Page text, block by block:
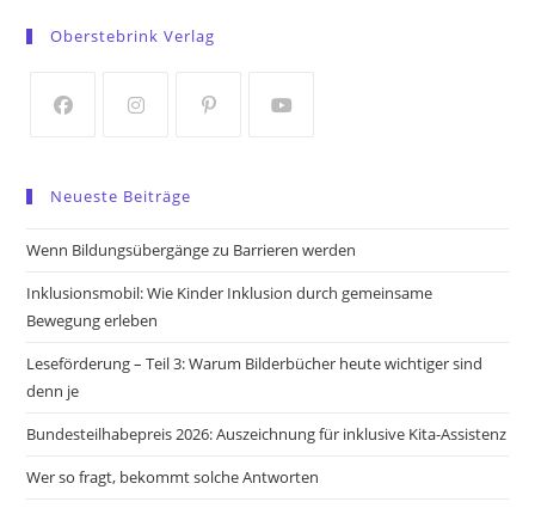
a
tab
tab
Oberstebrink Verlag
a
new
new
a
new
new
Neueste Beiträge
Wenn Bildungsübergänge zu Barrieren werden
Inklusionsmobil: Wie Kinder Inklusion durch gemeinsame
Bewegung erleben
Leseförderung – Teil 3: Warum Bilderbücher heute wichtiger sind
denn je
Bundesteilhabepreis 2026: Auszeichnung für inklusive Kita-Assistenz
Wer so fragt, bekommt solche Antworten